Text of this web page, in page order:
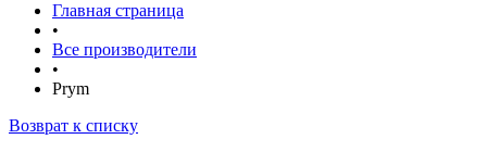
Главная страница
•
Все производители
•
Prym
Возврат к списку